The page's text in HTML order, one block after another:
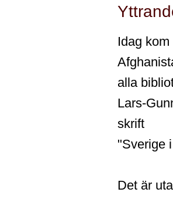
Idag
alla
Lars-
skrift
"Sverige
Det är